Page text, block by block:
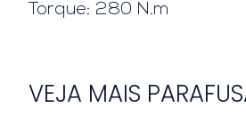
Torque: 280 N.m
VEJA MAIS